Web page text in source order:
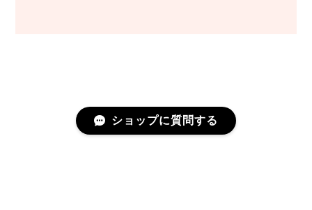
ショップに質問する